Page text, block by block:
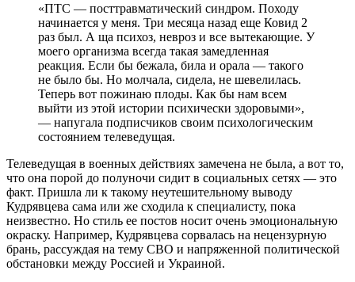
«ПТС — посттравматический синдром. Походу
начинается у меня. Три месяца назад еще Ковид 2
раз был. А ща психоз, невроз и все вытекающие. У
моего организма всегда такая замедленная
реакция. Если бы бежала, била и орала — такого
не было бы. Но молчала, сидела, не шевелилась.
Теперь вот пожинаю плоды. Как бы нам всем
выйти из этой истории психически здоровыми»,
— напугала подписчиков своим психологическим
состоянием телеведущая.
Телеведущая в военных действиях замечена не была, а вот то,
что она порой до полуночи сидит в социальных сетях — это
факт. Пришла ли к такому неутешительному выводу
Кудрявцева сама или же сходила к специалисту, пока
неизвестно. Но стиль ее постов носит очень эмоциональную
окраску. Например, Кудрявцева сорвалась на нецензурную
брань, рассуждая на тему СВО и напряженной политической
обстановки между Россией и Украиной.